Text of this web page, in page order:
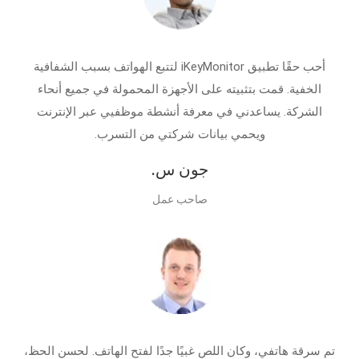
أحب حقًا تطبيق iKeyMonitor لتتبع الهواتف بسبب الشفافية
الخفية. قمت بتثبيته على الأجهزة المحمولة في جميع أنحاء
الشركة. يساعدني في معرفة أنشطة موظفيي عبر الإنترنت
ويحمي بيانات شركتي من التسرب.
جون س.
صاحب عمل
تم سرقة هاتفي، وكان اللص غبيًا جدًا لفتح الهاتف. لحسن الحظ،